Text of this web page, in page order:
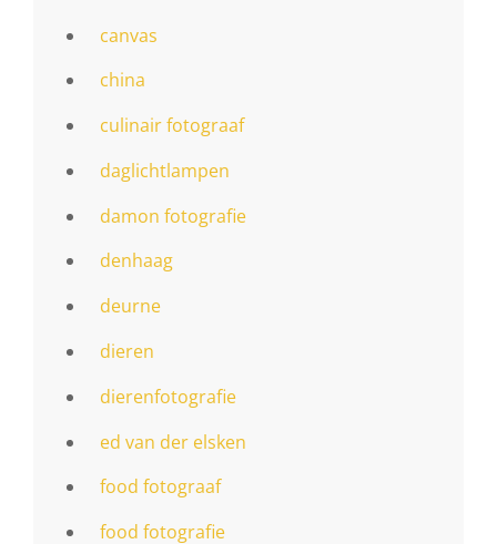
canvas
china
culinair fotograaf
daglichtlampen
damon fotografie
denhaag
deurne
dieren
dierenfotografie
ed van der elsken
food fotograaf
food fotografie